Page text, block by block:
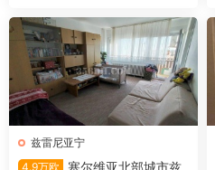
兹雷尼亚宁
4.9万欧
塞尔维亚北部城市兹